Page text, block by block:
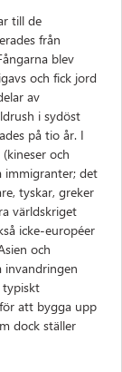
till de
från
blev
och fick jord
av
i sydöst
på tio år. I
och
immigranter; det
tyskar, greker
världskriget
icke-européer
och
invandringen
typiskt
att bygga upp
dock ställer